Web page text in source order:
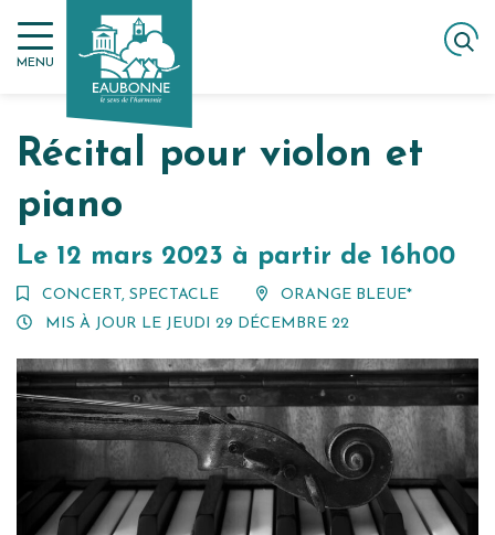
au
contenu
MENU
ACCUEIL
AGENDA
RÉCITAL POUR VIOLON ET PIANO
Récital pour violon et
piano
Le 12 mars 2023 à partir de 16h00
CONCERT, SPECTACLE
ORANGE BLEUE*
MIS À JOUR LE JEUDI 29 DÉCEMBRE 22